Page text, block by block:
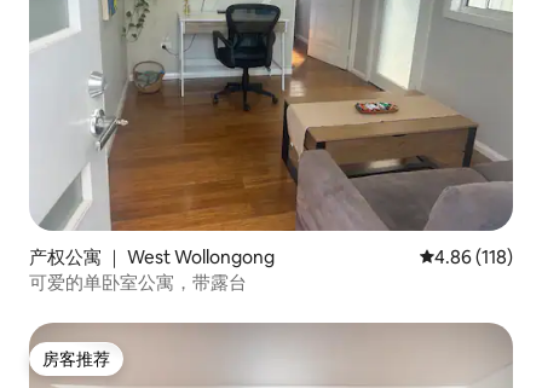
产权公寓 ｜ West Wollongong 平均评分 4.86
4.86 (118)
可爱的单卧室公寓，带露台
房客推荐
房客推荐